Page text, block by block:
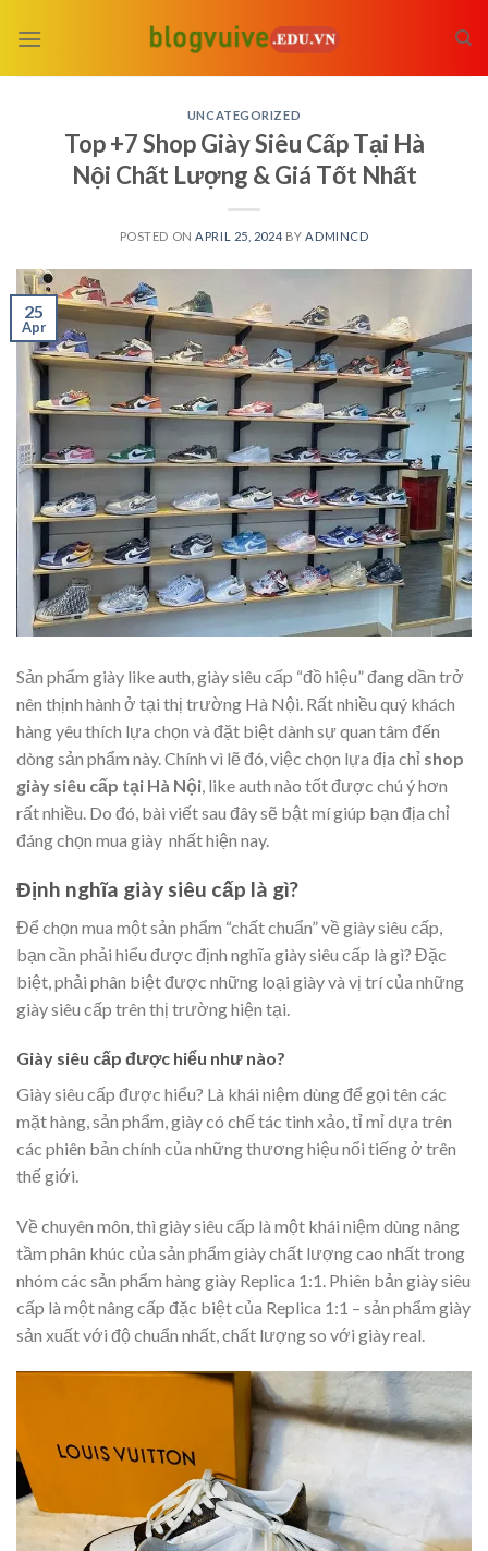
UNCATEGORIZED
Top +7 Shop Giày Siêu Cấp Tại Hà
Nội Chất Lượng & Giá Tốt Nhất
POSTED ON APRIL 25, 2024 BY ADMINCD
25
Apr
Sản phẩm giày like auth, giày siêu cấp “đồ hiệu” đang dần trở
nên thịnh hành ở tại thị trường Hà Nội. Rất nhiều quý khách
hàng yêu thích lựa chọn và đặt biệt dành sự quan tâm đến
dòng sản phẩm này. Chính vì lẽ đó, việc chọn lựa địa chỉ shop
giày siêu cấp tại Hà Nội, like auth nào tốt được chú ý hơn
rất nhiều. Do đó, bài viết sau đây sẽ bật mí giúp bạn địa chỉ
đáng chọn mua giày nhất hiện nay.
Định nghĩa giày siêu cấp là gì?
Để chọn mua một sản phẩm “chất chuẩn” về giày siêu cấp,
bạn cần phải hiểu được định nghĩa giày siêu cấp là gì? Đặc
biệt, phải phân biệt được những loại giày và vị trí của những
giày siêu cấp trên thị trường hiện tại.
Giày siêu cấp được hiểu như nào?
Giày siêu cấp được hiểu? Là khái niệm dùng để gọi tên các
mặt hàng, sản phẩm, giày có chế tác tinh xảo, tỉ mỉ dựa trên
các phiên bản chính của những thương hiệu nổi tiếng ở trên
thế giới.
Về chuyên môn, thì giày siêu cấp là một khái niệm dùng nâng
tầm phân khúc của sản phẩm giày chất lượng cao nhất trong
nhóm các sản phẩm hàng giày Replica 1:1. Phiên bản giày siêu
cấp là một nâng cấp đặc biệt của Replica 1:1 – sản phẩm giày
sản xuất với độ chuẩn nhất, chất lượng so với giày real.